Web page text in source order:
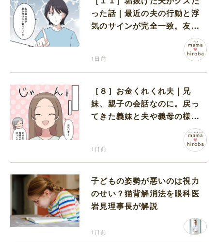
った話｜最近の夫の行動と浮
気のサインが完全一致。友人
1日前
［８］お金くれくれ夫｜兄
妹、親子の会話なのに。戻っ
てきた義妹と夫や義母の様子
1日前
子どもの姿勢が悪いのは視力
のせい？猫背解消法を眼科医
岩見理事長が解説
1日前